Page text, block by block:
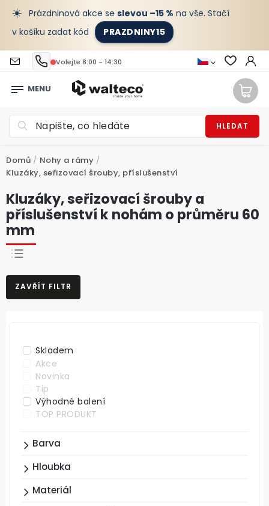
☀️ Prázdninová akce se slevou –15 % na vše. Stačí
v košíku zadat kód
PRAZDNINY15
Volejte 8:00 - 14:30
HLEDAT
Domů / Nohy a rámy /
Kluzáky, seřizovací šrouby, příslušenství
Kluzáky, seřizovací šrouby a
příslušenství k nohám o průměru 60
mm
NEJPRODÁVANĚJŠÍ
NEJLEVNĚJŠÍ
ZAVŘÍT FILTR
Skladem
Akce
Novinka
Tip
Výhodné balení
TOP PRODUKT
Barva
Hloubka
Materiál